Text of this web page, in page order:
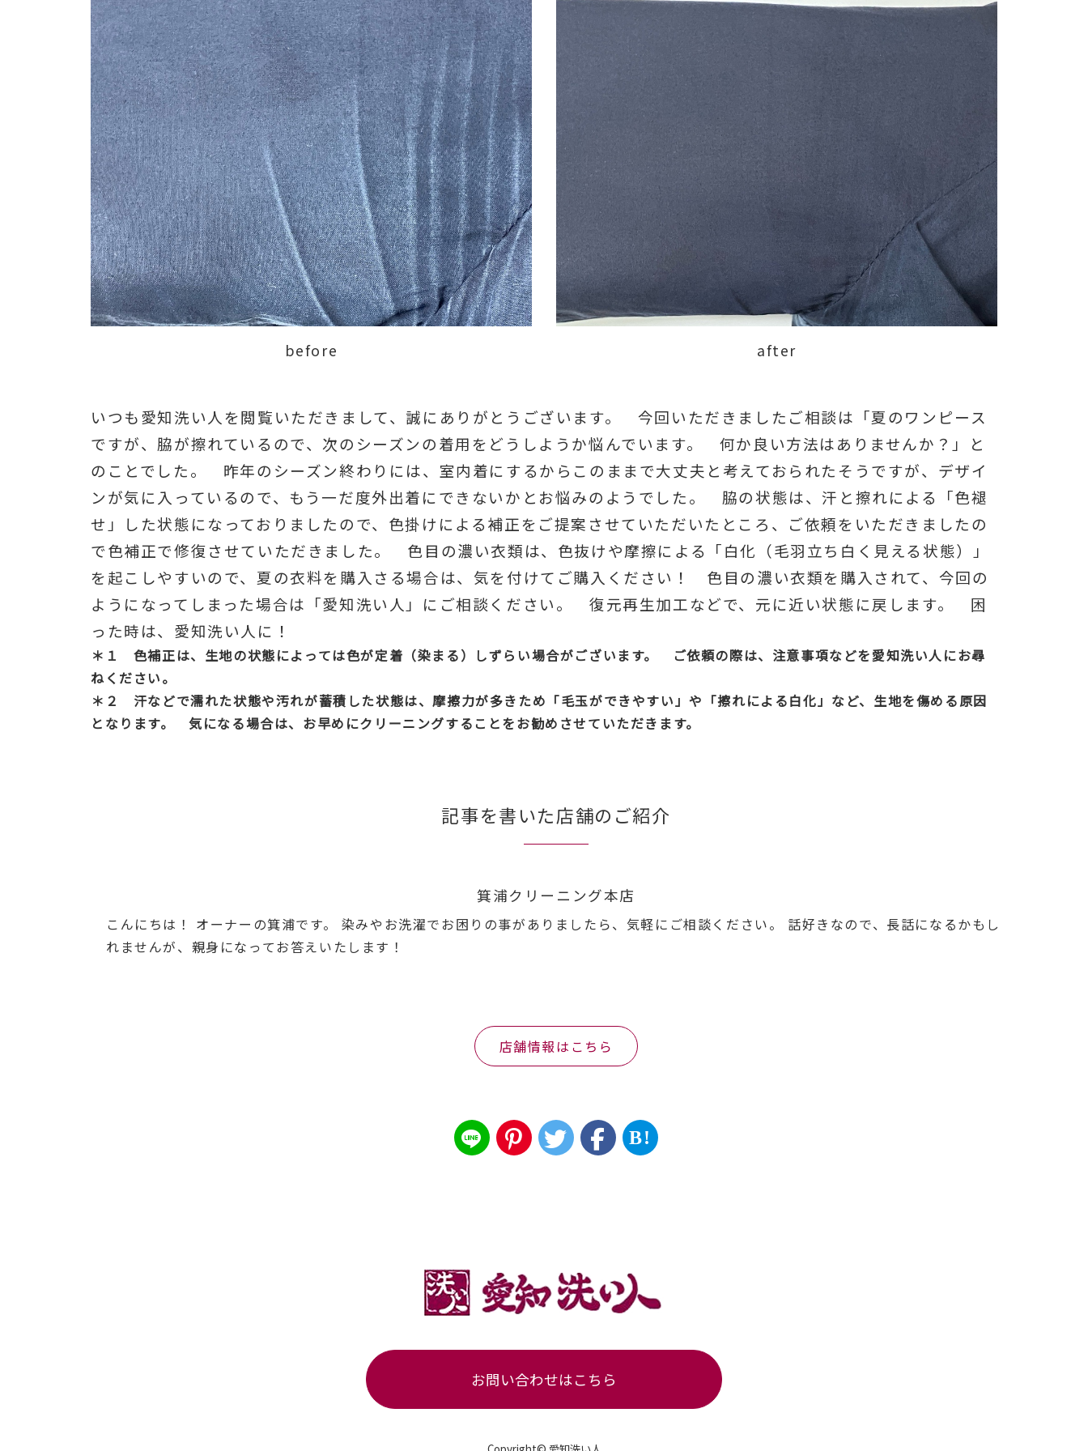
before after
いつも愛知洗い人を閲覧いただきまして、誠にありがとうございます。 今回いただきましたご相談は「夏のワンピース
ですが、脇が擦れているので、次のシーズンの着用をどうしようか悩んでいます。 何か良い方法はありませんか？」と
のことでした。 昨年のシーズン終わりには、室内着にするからこのままで大丈夫と考えておられたそうですが、デザイ
ンが気に入っているので、もう一だ度外出着にできないかとお悩みのようでした。 脇の状態は、汗と擦れによる「色褪
せ」した状態になっておりましたので、色掛けによる補正をご提案させていただいたところ、ご依頼をいただきましたの
で色補正で修復させていただきました。 色目の濃い衣類は、色抜けや摩擦による「白化（毛羽立ち白く見える状態）」
を起こしやすいので、夏の衣料を購入さる場合は、気を付けてご購入ください！ 色目の濃い衣類を購入されて、今回の
ようになってしまった場合は「愛知洗い人」にご相談ください。 復元再生加工などで、元に近い状態に戻します。 困
った時は、愛知洗い人に！
＊１ 色補正は、生地の状態によっては色が定着（染まる）しずらい場合がございます。 ご依頼の際は、注意事項などを愛知洗い人にお尋
ね ください。
＊２ 汗などで濡れた状態や汚れが蓄積した状態は、摩擦力が多きため「毛玉ができやすい」や「擦れによる白化」など、生地を傷める原因
となります。 気になる場合は、お早めにクリーニングすることをお勧めさせていただきます。
記事を書いた店舗のご紹介
箕浦クリーニング本店
こんにちは！ オーナーの箕浦です。 染みやお洗濯でお困りの事がありましたら、気軽にご相談ください。 話好きなので、長話になるかもし
れませんが、親身になってお答えいたします！
店舗情報はこちら
B!
お問い合わせはこちら